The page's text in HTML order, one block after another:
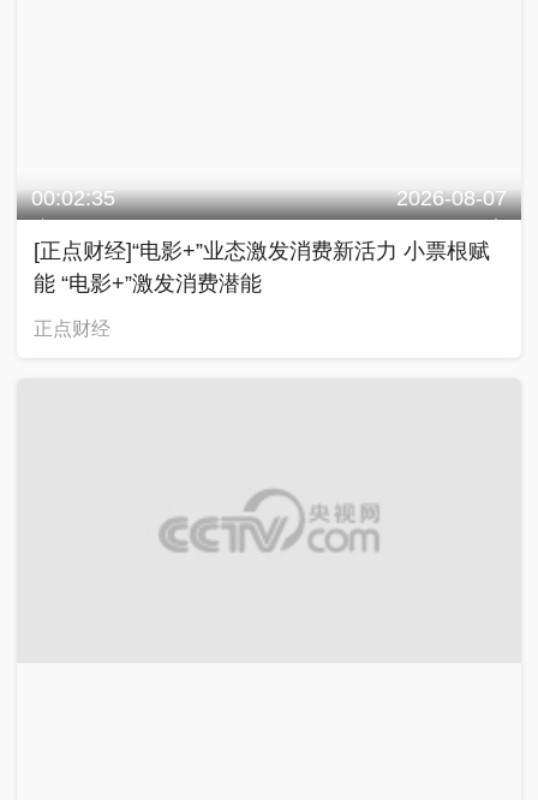
00:02:35 2026-08-07
[正点财经]“电影+”业态激发消费新活力 小票根赋
能 “电影+”激发消费潜能
正点财经